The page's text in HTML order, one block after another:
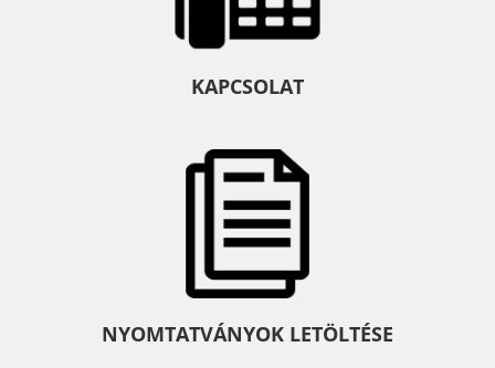
KAPCSOLAT
NYOMTATVÁNYOK LETÖLTÉSE